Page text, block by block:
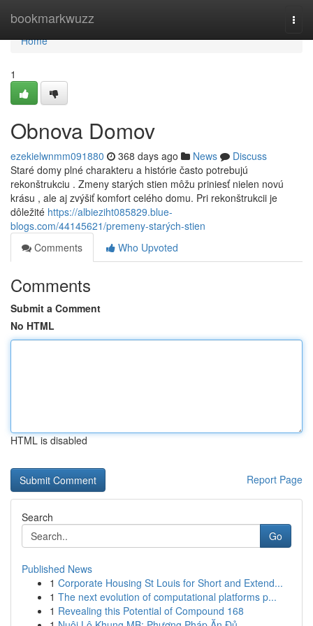
bookmarkwuzz
Home
Home
1
Obnova Domov
ezekielwnmm091880 368 days ago News
Discuss
Staré domy plné charakteru a histórie často potrebujú
rekonštrukciu . Zmeny starých stien môžu priniesť nielen novú
krásu , ale aj zvýšiť komfort celého domu. Pri rekonštrukcii je
dôležité https://albieziht085829.blue-
blogs.com/44145621/premeny-starých-stien
Comments
Who Upvoted
Comments
Submit a Comment
No HTML
HTML is disabled
Report Page
Search
Go
Published News
1 Corporate Housing St Louis for Short and Extend...
1 The next evolution of computational platforms p...
1 Revealing this Potential of Compound 168